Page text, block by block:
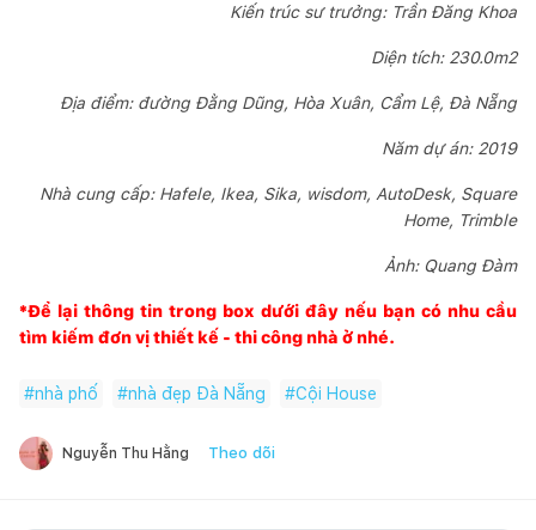
Kiến trúc sư trưởng: Trần Đăng Khoa
Diện tích: 230.0m2
Địa điểm: đường Đằng Dũng, Hòa Xuân, Cẩm Lệ, Đà Nẵng
Năm dự án: 2019
Nhà cung cấp: Hafele, Ikea, Sika, wisdom, AutoDesk, Square
Home, Trimble
Ảnh: Quang Đàm
*Để lại thông tin trong box dưới đây nếu bạn có nhu cầu
tìm kiếm đơn vị thiết kế - thi công nhà ở nhé.
#nhà phố #nhà đẹp Đà Nẵng #Cội House
Nguyễn Thu Hằng Theo dõi